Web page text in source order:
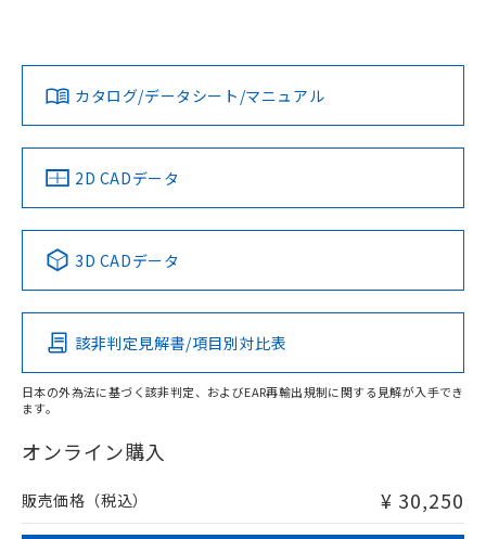
ダウンロードデータをご利用いただく前に、以下を必ずお読
みください。
ソフトウェアの使用条件
対応済み
中国 RoHS 注意事項・凡例
Pb Hg Cd Cr(VI)
O
在庫等で未対応品が混在する可能性があります。
問い合わせください。
LR型式承認
（イギリス
船舶規格）
DNV型式承認
（ノルウェー
BV型式承認
（フランス
KR型式
（韓国
No No No No
この製品の規格認証/適合状況ページへ
その他の認証はこちらのページからご検索ください
カタログ/データシート/マニュアル
2D CADデータ
3D CADデータ
該非判定見解書/項目別対比表
日本の外為法に基づく該非判定、およびEAR再輸出規制に関する見解が入手でき
ます。
オンライン購入
販売価格（税込） ¥ 30,250